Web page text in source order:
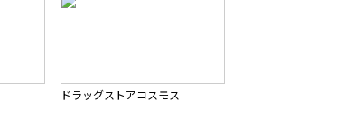
ドラッグストアコスモス